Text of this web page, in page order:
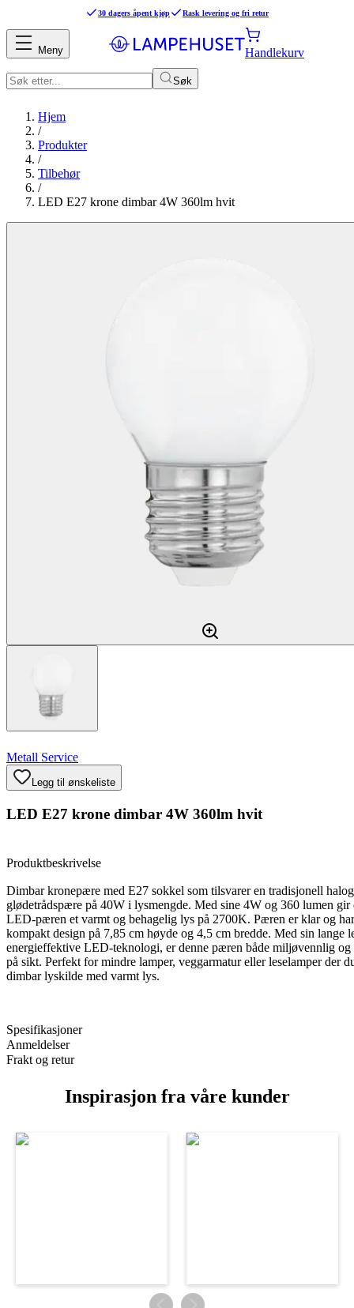
30 dagers åpent kjøp Rask levering og fri retur
Søk
Handlekurv
Meny
Hjem
/
Produkter
/
Tilbehør
/
LED E27 krone dimbar 4W 360lm hvit
Metall Service
Legg til ønskeliste
LED E27 krone dimbar 4W 360lm hvit
Produktbeskrivelse
Dimbar kronepære med E27 sokkel som tilsvarer en tradisjonell
glødetrådspære på 40W i lysmengde. Med sine 4W og 360 lumen gir
LED-pæren et varmt og behagelig lys på 2700K. Pæren er klar og
kompakt design på 7,85 cm høyde og 4,5 cm bredde. Med sin lange
energieffektive LED-teknologi, er denne pæren både miljøvennlig
på sikt. Perfekt for mindre lamper, veggarmatur eller leselamper der
dimbar lyskilde med varmt lys.
Spesifikasjoner
Anmeldelser
Frakt og retur
Inspirasjon fra våre kunder